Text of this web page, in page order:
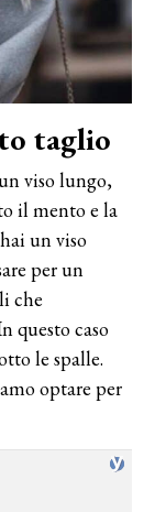
taglio
viso lungo,
il mento e la
un viso
per un
che
questo caso
le spalle.
optare per